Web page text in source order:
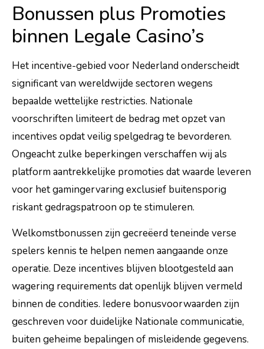
Bonussen plus Promoties
binnen Legale Casino’s
Het incentive-gebied voor Nederland onderscheidt
significant van wereldwijde sectoren wegens
bepaalde wettelijke restricties. Nationale
voorschriften limiteert de bedrag met opzet van
incentives opdat veilig spelgedrag te bevorderen.
Ongeacht zulke beperkingen verschaffen wij als
platform aantrekkelijke promoties dat waarde leveren
voor het gamingervaring exclusief buitensporig
riskant gedragspatroon op te stimuleren.
Welkomstbonussen zijn gecreëerd teneinde verse
spelers kennis te helpen nemen aangaande onze
operatie. Deze incentives blijven blootgesteld aan
wagering requirements dat openlijk blijven vermeld
binnen de condities. Iedere bonusvoorwaarden zijn
geschreven voor duidelijke Nationale communicatie,
buiten geheime bepalingen of misleidende gegevens.